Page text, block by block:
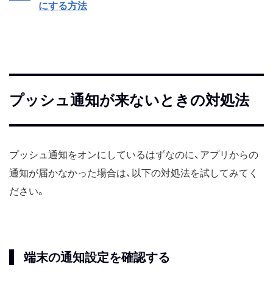
にする方法
プッシュ通知が来ないときの対処法
プッシュ通知をオンにしているはずなのに、アプリからの
通知が届かなかった場合は、以下の対処法を試してみてく
ださい。
端末の通知設定を確認する